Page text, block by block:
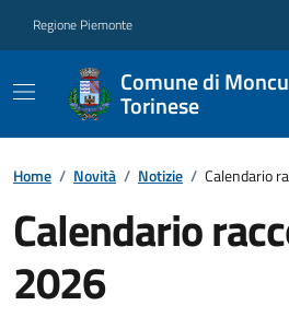
Regione Piemonte
Comune di
Torinese
Home / Novità / Notizie / Calendario
Calendario
2026